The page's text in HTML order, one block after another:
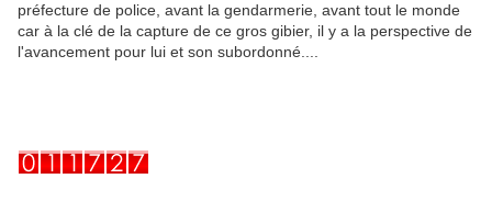
préfecture de police, avant la gendarmerie, avant tout le monde
car à la clé de la capture de ce gros gibier, il y a la perspective de
l'avancement pour lui et son subordonné....